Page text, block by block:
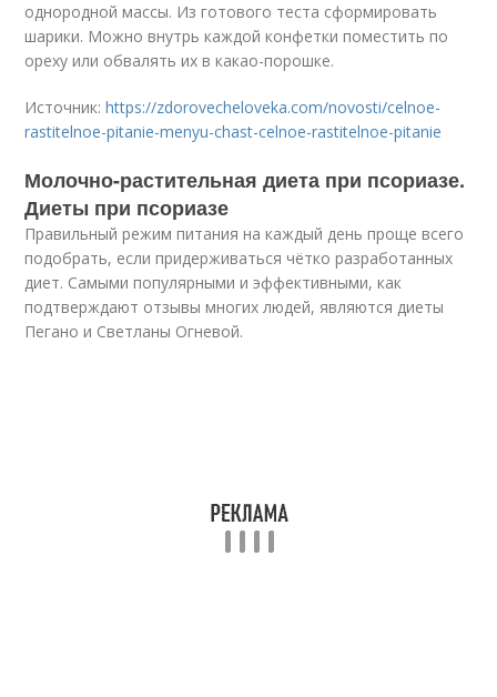
однородной массы. Из готового теста сформировать
шарики. Можно внутрь каждой конфетки поместить по
ореху или обвалять их в какао-порошке.
Источник:https://zdorovecheloveka.com/novosti/celnoe-
rastitelnoe-pitanie-menyu-chast-celnoe-rastitelnoe-pitanie
Молочно-растительная диета при псориазе.
Диеты при псориазе
Правильный режим питания на каждый день проще всего
подобрать, если придерживаться чётко разработанных
диет. Самыми популярными и эффективными, как
подтверждают отзывы многих людей, являются диеты
Пегано и Светланы Огневой.